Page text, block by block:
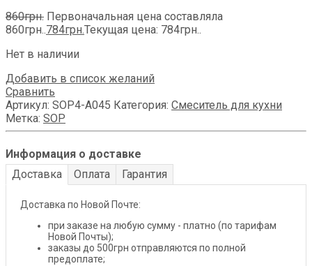
860грн. Первоначальная цена составляла
860грн..784грн.Текущая цена: 784грн..
Нет в наличии
Добавить в список желаний
Сравнить
Артикул: SOP4-A045 Категория: Смеситель для кухни
Метка: SOP
Информация о доставке
Доставка
Оплата Гарантия
Доставка по Новой Почте:
при заказе на любую сумму - платно (по тарифам
Новой Почты);
заказы до 500грн отправляются по полной
предоплате;